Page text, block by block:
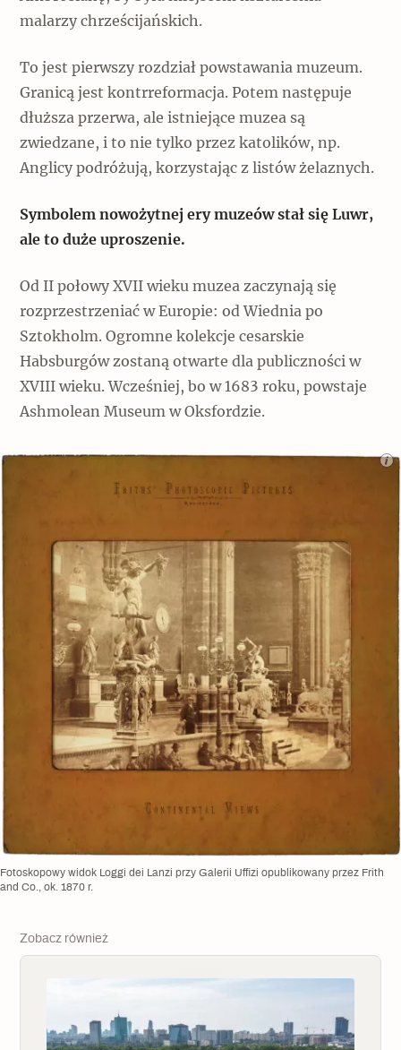
malarzy chrześcijańskich.
To jest pierwszy rozdział powstawania muzeum.
Granicą jest kontrreformacja. Potem następuje
dłuższa przerwa, ale istniejące muzea są
zwiedzane, i to nie tylko przez katolików, np.
Anglicy podróżują, korzystając z listów żelaznych.
Symbolem nowożytnej ery muzeów stał się Luwr,
ale to duże uproszenie.
Od II połowy XVII wieku muzea zaczynają się
rozprzestrzeniać w Europie: od Wiednia po
Sztokholm. Ogromne kolekcje cesarskie
Habsburgów zostaną otwarte dla publiczności w
XVIII wieku. Wcześniej, bo w 1683 roku, powstaje
Ashmolean Museum w Oksfordzie.
Fotoskopowy widok Loggi dei Lanzi przy Galerii Uffizi opublikowany przez Frith
and Co., ok. 1870 r.
Zobacz również